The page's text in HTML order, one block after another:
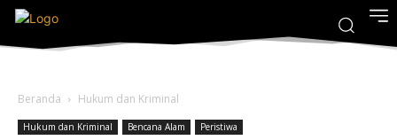
Beranda Hukum dan Kriminal
Hukum dan Kriminal Bencana Alam Peristiwa